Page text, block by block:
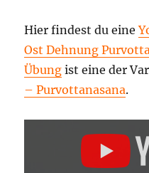
Hier findest du eine
Ost Dehnung
Übung ist eine der
– Purvottanasana.
„OST
DEHNUNG
PURVOTTANASANA